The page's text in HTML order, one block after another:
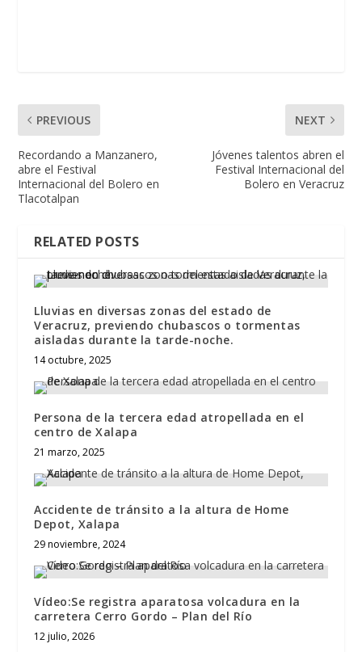
PREVIOUS
Recordando a Manzanero,
abre el Festival
Internacional del Bolero en
Tlacotalpan
NEXT
Jóvenes talentos abren el
Festival Internacional del
Bolero en Veracruz
RELATED POSTS
Lluvias en diversas zonas del estado de
Veracruz, previendo chubascos o tormentas
aisladas durante la tarde-noche.
14 octubre, 2025
Persona de la tercera edad atropellada en el
centro de Xalapa
21 marzo, 2025
Accidente de tránsito a la altura de Home
Depot, Xalapa
29 noviembre, 2024
Vídeo:Se registra aparatosa volcadura en la
carretera Cerro Gordo – Plan del Río
12 julio, 2026